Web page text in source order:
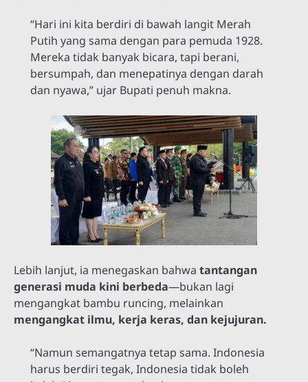
“Hari ini kita berdiri di bawah langit Merah
Putih yang sama dengan para pemuda 1928.
Mereka tidak banyak bicara, tapi berani,
bersumpah, dan menepatinya dengan darah
dan nyawa,” ujar Bupati penuh makna.
Lebih lanjut, ia menegaskan bahwa tantangan
generasi muda kini berbeda—bukan lagi
mengangkat bambu runcing, melainkan
mengangkat ilmu, kerja keras, dan kejujuran.
“Namun semangatnya tetap sama. Indonesia
harus berdiri tegak, Indonesia tidak boleh